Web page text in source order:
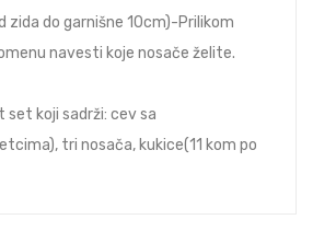
zida do garnišne 10cm)-Prilikom
navesti koje nosače želite.
set koji sadrži: cev sa
tri nosača, kukice(11 kom po